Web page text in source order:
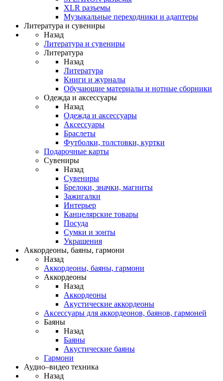
XLR разъемы
Музыкальные переходники и адаптеры
Литература и сувениры
Назад
Литература и сувениры
Литература
Назад
Литература
Книги и журналы
Обучающие материалы и нотные сборники
Одежда и аксессуары
Назад
Одежда и аксессуары
Аксессуары
Браслеты
Футболки, толстовки, куртки
Подарочные карты
Сувениры
Назад
Сувениры
Брелоки, значки, магниты
Зажигалки
Интерьер
Канцелярские товары
Посуда
Сумки и зонты
Украшения
Аккордеоны, баяны, гармони
Назад
Аккордеоны, баяны, гармони
Аккордеоны
Назад
Аккордеоны
Акустические аккордеоны
Аксессуары для аккордеонов, баянов, гармоней
Баяны
Назад
Баяны
Акустические баяны
Гармони
Аудио–видео техника
Назад